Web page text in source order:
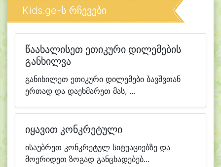
Kids.ge-ს რჩევები
წაახალისეთ ეთიკური დილემების
განხილვა
განიხილეთ ეთიკური დილემები ბავშვთან
ერთად და დაეხმარეთ მას, ...
იყავით კონკრეტული
ისაუბრეთ კონკრეტულ სიტუაციებზე და
მოერიდეთ ზოგად განცხადებებ...